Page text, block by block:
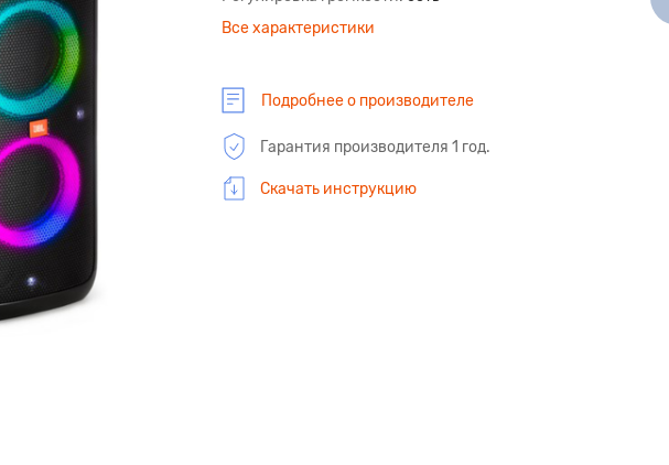
Все характеристики
Подробнее о производителе
Гарантия производителя 1 год.
Скачать инструкцию